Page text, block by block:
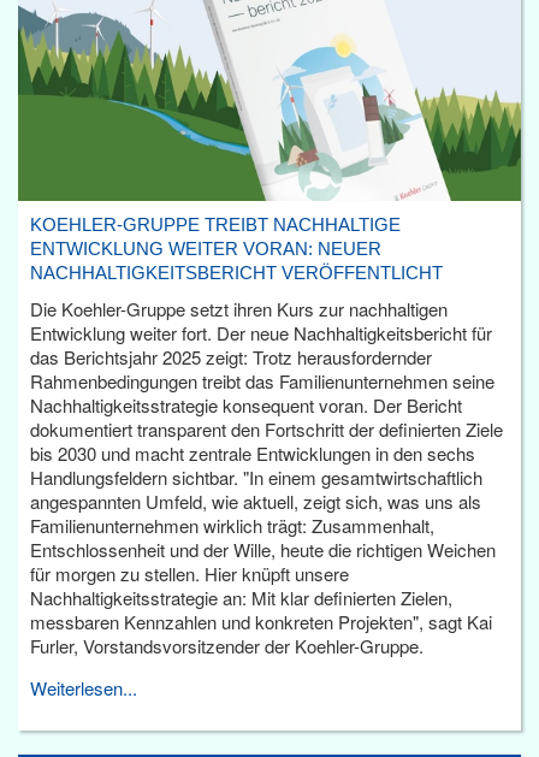
KOEHLER-GRUPPE TREIBT NACHHALTIGE
ENTWICKLUNG WEITER VORAN: NEUER
NACHHALTIGKEITSBERICHT VERÖFFENTLICHT
Die Koehler-Gruppe setzt ihren Kurs zur nachhaltigen
Entwicklung weiter fort. Der neue Nachhaltigkeitsbericht für
das Berichtsjahr 2025 zeigt: Trotz herausfordernder
Rahmenbedingungen treibt das Familienunternehmen seine
Nachhaltigkeitsstrategie konsequent voran. Der Bericht
dokumentiert transparent den Fortschritt der definierten Ziele
bis 2030 und macht zentrale Entwicklungen in den sechs
Handlungsfeldern sichtbar. "In einem gesamtwirtschaftlich
angespannten Umfeld, wie aktuell, zeigt sich, was uns als
Familienunternehmen wirklich trägt: Zusammenhalt,
Entschlossenheit und der Wille, heute die richtigen Weichen
für morgen zu stellen. Hier knüpft unsere
Nachhaltigkeitsstrategie an: Mit klar definierten Zielen,
messbaren Kennzahlen und konkreten Projekten", sagt Kai
Furler, Vorstandsvorsitzender der Koehler-Gruppe.
Weiterlesen...